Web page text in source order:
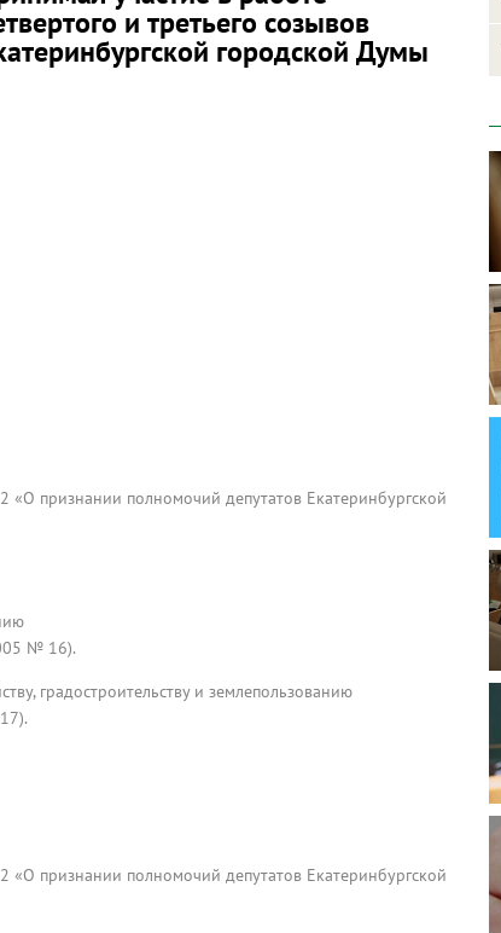
и третьего созывов
городской Думы
признании полномочий депутатов Екатеринбургской
№ 16).
градостроительству и землепользованию
признании полномочий депутатов Екатеринбургской